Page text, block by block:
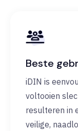
Beste
iDIN is
voltooien
resulteren in
veilige,